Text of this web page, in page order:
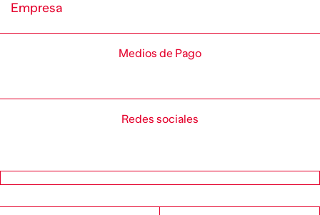
Empresa
Medios de Pago
Redes sociales